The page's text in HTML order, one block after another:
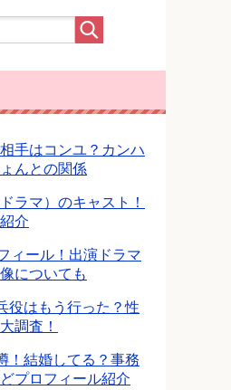
手はコンユ？カンハ
んとの関係
ラマ）のキャスト！
介
ィール！出演ドラマ
についても
役はもう行った？性
調査！
！結婚してる？事務
プロフィール紹介